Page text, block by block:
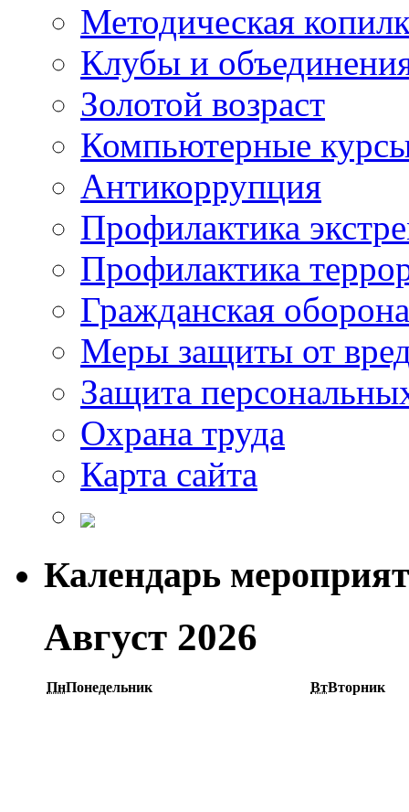
Методическая
Клубы и
Золотой возраст
Компьютерные
Антикоррупция
Профилактика
Профилактика
Гражданская оборона
Меры защиты от
Защита
Охрана труда
Карта сайта
Календарь
Август 2026
ПнПонедельник ВтВторник